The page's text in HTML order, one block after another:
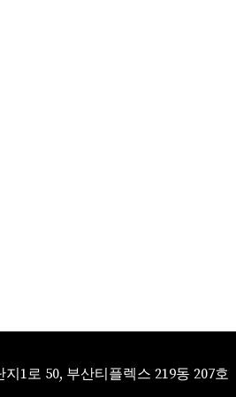
1로 50, 부산티플렉스 219동 207호